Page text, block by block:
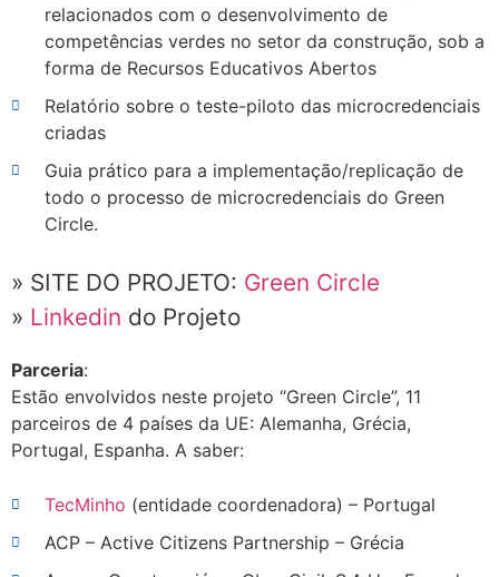
relacionados com o desenvolvimento de
competências verdes no setor da construção, sob a
forma de Recursos Educativos Abertos
Relatório sobre o teste-piloto das microcredenciais
criadas
Guia prático para a implementação/replicação de
todo o processo de microcredenciais do Green
Circle.
» SITE DO PROJETO: Green Circle
» Linkedin do Projeto
Parceria:
Estão envolvidos neste projeto “Green Circle”, 11
parceiros de 4 países da UE: Alemanha, Grécia,
Portugal, Espanha. A saber:
TecMinho (entidade coordenadora) – Portugal
ACP – Active Citizens Partnership – Grécia